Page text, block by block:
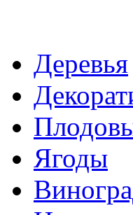
Деревья
Ягоды